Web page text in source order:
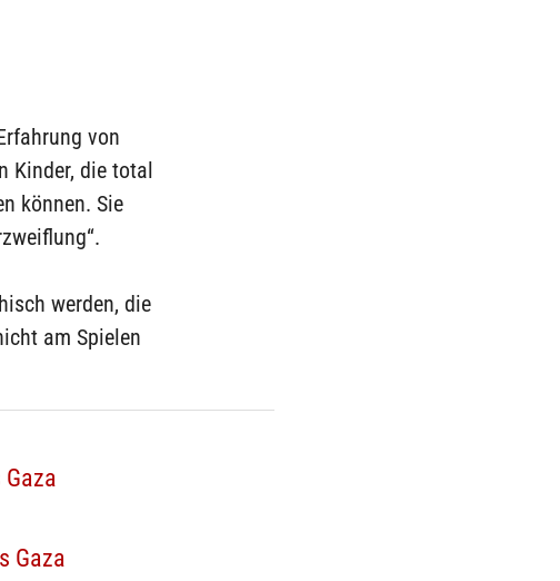
von
Kinder, die total
können. Sie
werden, die
am Spielen
Gaza